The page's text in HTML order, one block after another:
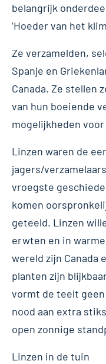
belangrijk
‘Hoeder van het
Ze verzamelden,
Spanje en
Canada. Ze stellen
van hun boeiende
mogelijkheden
Linzen waren de
jagers/
vroegste
komen
geteeld. Linzen
erwten en in
wereld zijn Canada
planten zijn
vormt de teelt
nood aan extra
open zonnige
Linzen in de tuin